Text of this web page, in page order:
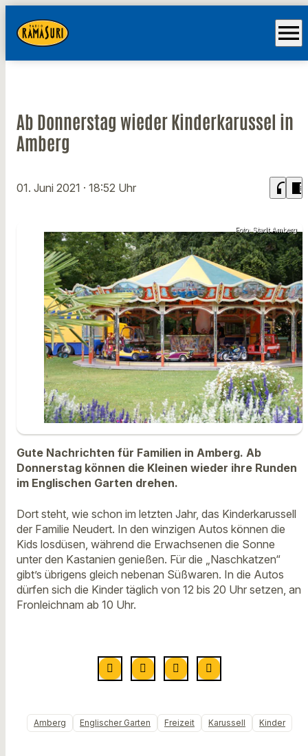
menu
Ab Donnerstag wieder Kinderkarussel in
Amberg
01. Juni 2021 · 18:52 Uhr headphones chrome_reader_mode
Foto: Stadt Amberg
Gute Nachrichten für Familien in Amberg. Ab
Donnerstag können die Kleinen wieder ihre Runden
im Englischen Garten drehen.
Dort steht, wie schon im letzten Jahr, das Kinderkarussell
der Familie Neudert. In den winzigen Autos können die
Kids losdüsen, während die Erwachsenen die Sonne
unter den Kastanien genießen. Für die „Naschkatzen“
gibt’s übrigens gleich nebenan Süßwaren. In die Autos
dürfen sich die Kinder täglich von 12 bis 20 Uhr setzen, an
Fronleichnam ab 10 Uhr.
Amberg Englischer Garten Freizeit Karussell Kinder